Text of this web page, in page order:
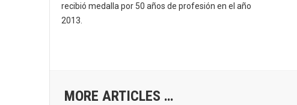
recibió medalla por 50 años de profesión en el año
2013.
MORE ARTICLES …